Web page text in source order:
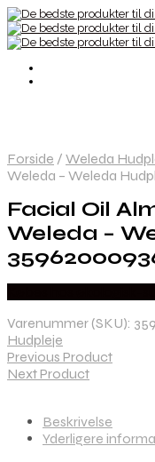
Forside / Weleda
Weleda – Weleda
Facial Oil
Weleda –
Varenummer (SKU):
Hudpleje
Previous Product
Next Product
Beskrivelse
Yderligere